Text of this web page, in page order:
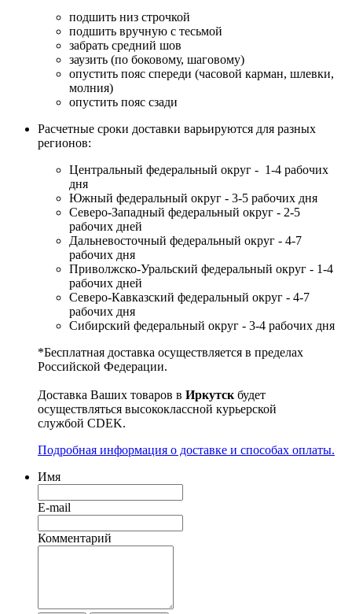
подшить низ строчкой
подшить вручную с тесьмой
забрать средний шов
заузить (по боковому, шаговому)
опустить пояс спереди (часовой карман, шлевки,
молния)
опустить пояс сзади
Расчетные сроки доставки варьируются для разных
регионов:
Центральный федеральный округ - 1-4 рабочих
дня
Южный федеральный округ - 3-5 рабочих дня
Северо-Западный федеральный округ - 2-5
рабочих дней
Дальневосточный федеральный округ - 4-7
рабочих дня
Приволжско-Уральский федеральный округ - 1-4
рабочих дней
Северо-Кавказский федеральный округ - 4-7
рабочих дня
Сибирский федеральный округ - 3-4 рабочих дня
*Бесплатная доставка осуществляется в пределах
Российской Федерации.
Доставка Ваших товаров в Иркутскбудет
осуществляться высококлассной курьерской
службой CDEK.
Подробная информация о доставке и способах оплаты.
Имя
E-mail
Комментарий